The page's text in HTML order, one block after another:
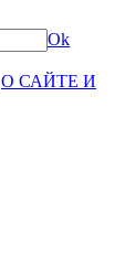
Ok
О САЙТЕ И